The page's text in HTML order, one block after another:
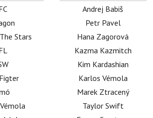
Stars
Andrej Babiš
Petr Pavel
Hana Zagorová
Kazma Kazmitch
Kim Kardashian
Karlos Vémola
Marek Ztracený
Taylor Swift